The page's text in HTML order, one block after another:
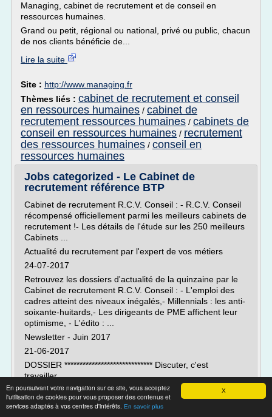
X
En poursuivant votre navigation sur ce site, vous acceptez
l'utilisation de cookies pour vous proposer des contenus et
services adaptés à vos centres d'intérêts. En savoir plus
Managing, cabinet de recrutement et de conseil en
ressources humaines.
Grand ou petit, régional ou national, privé ou public, chacun
de nos clients bénéficie de...
Lire la suite
Site : http://www.managing.fr
Thèmes liés : cabinet de recrutement et conseil
en ressources humaines / cabinet de
recrutement ressources humaines / cabinets de
conseil en ressources humaines / recrutement
des ressources humaines / conseil en
ressources humaines
Jobs categorized - Le Cabinet de
recrutement référence BTP
Cabinet de recrutement R.C.V. Conseil : - R.C.V. Conseil
récompensé officiellement parmi les meilleurs cabinets de
recrutement !- Les détails de l'étude sur les 250 meilleurs
Cabinets ...
Actualité du recrutement par l'expert de vos métiers
24-07-2017
Retrouvez les dossiers d'actualité de la quinzaine par le
Cabinet de recrutement R.C.V. Conseil : - L'emploi des
cadres atteint des niveaux inégalés,- Millennials : les anti-
soixante-huitards,- Les dirigeants de PME affichent leur
optimisme, - L'édito : ...
Newsletter - Juin 2017
21-06-2017
DOSSIER ***************************** Discuter, c'est
travailler...
Lire la suite